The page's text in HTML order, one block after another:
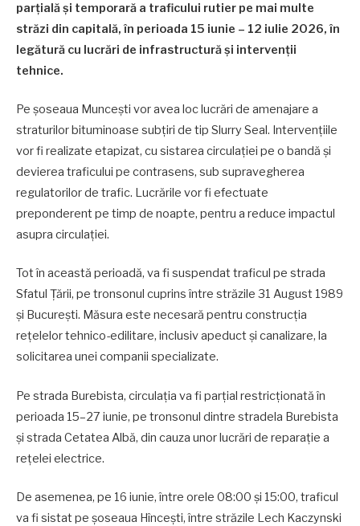
parțială și temporară a traficului rutier pe mai multe
străzi din capitală, în perioada 15 iunie – 12 iulie 2026, în
legătură cu lucrări de infrastructură și intervenții
tehnice.
Pe șoseaua Muncești vor avea loc lucrări de amenajare a
straturilor bituminoase subțiri de tip Slurry Seal. Intervențiile
vor fi realizate etapizat, cu sistarea circulației pe o bandă și
devierea traficului pe contrasens, sub supravegherea
regulatorilor de trafic. Lucrările vor fi efectuate
preponderent pe timp de noapte, pentru a reduce impactul
asupra circulației.
Tot în această perioadă, va fi suspendat traficul pe strada
Sfatul Țării, pe tronsonul cuprins între străzile 31 August 1989
și București. Măsura este necesară pentru construcția
rețelelor tehnico-edilitare, inclusiv apeduct și canalizare, la
solicitarea unei companii specializate.
Pe strada Burebista, circulația va fi parțial restricționată în
perioada 15–27 iunie, pe tronsonul dintre stradela Burebista
și strada Cetatea Albă, din cauza unor lucrări de reparație a
rețelei electrice.
De asemenea, pe 16 iunie, între orele 08:00 și 15:00, traficul
va fi sistat pe șoseaua Hîncești, între străzile Lech Kaczynski